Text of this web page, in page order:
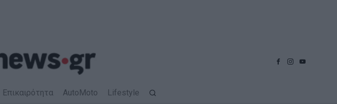
Επικαιρότητα AutoMoto Lifestyle